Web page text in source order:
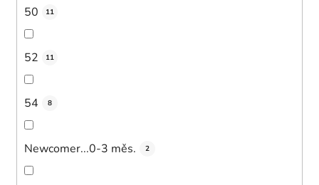
50 11
52 11
54 8
Newcomer...0-3 měs. 2